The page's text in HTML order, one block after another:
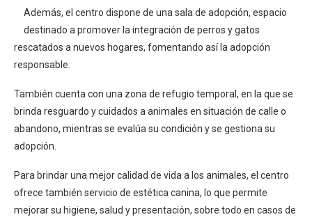
Además, el centro dispone de una sala de adopción, espacio
destinado a promover la integración de perros y gatos
rescatados a nuevos hogares, fomentando así la adopción
responsable.
También cuenta con una zona de refugio temporal, en la que se
brinda resguardo y cuidados a animales en situación de calle o
abandono, mientras se evalúa su condición y se gestiona su
adopción.
Para brindar una mejor calidad de vida a los animales, el centro
ofrece también servicio de estética canina, lo que permite
mejorar su higiene, salud y presentación, sobre todo en casos de